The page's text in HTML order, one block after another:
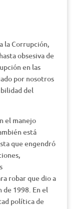
la Corrupción,
obsesiva de
en las
por nosotros
del
el manejo
está
que engendró
robar que dio a
1998. En el
política de